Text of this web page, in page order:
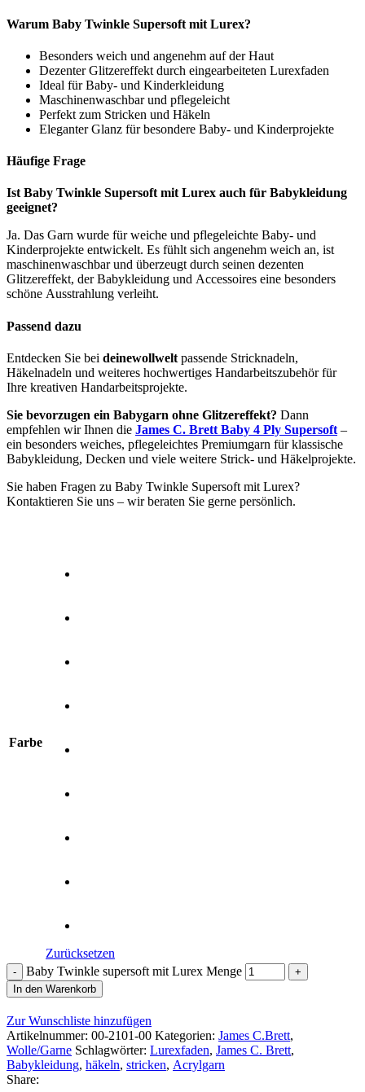
Warum Baby Twinkle Supersoft mit Lurex?
Besonders weich und angenehm auf der Haut
Dezenter Glitzereffekt durch eingearbeiteten Lurexfaden
Ideal für Baby- und Kinderkleidung
Maschinenwaschbar und pflegeleicht
Perfekt zum Stricken und Häkeln
Eleganter Glanz für besondere Baby- und Kinderprojekte
Häufige Frage
Ist Baby Twinkle Supersoft mit Lurex auch für Babykleidung
geeignet?
Ja. Das Garn wurde für weiche und pflegeleichte Baby- und
Kinderprojekte entwickelt. Es fühlt sich angenehm weich an, ist
maschinenwaschbar und überzeugt durch seinen dezenten
Glitzereffekt, der Babykleidung und Accessoires eine besonders
schöne Ausstrahlung verleiht.
Passend dazu
Entdecken Sie bei deinewollwelt passende Stricknadeln,
Häkelnadeln und weiteres hochwertiges Handarbeitszubehör für
Ihre kreativen Handarbeitsprojekte.
Sie bevorzugen ein Babygarn ohne Glitzereffekt? Dann
empfehlen wir Ihnen die James C. Brett Baby 4 Ply Supersoft –
ein besonders weiches, pflegeleichtes Premiumgarn für klassische
Babykleidung, Decken und viele weitere Strick- und Häkelprojekte.
Sie haben Fragen zu Baby Twinkle Supersoft mit Lurex?
Kontaktieren Sie uns – wir beraten Sie gerne persönlich.
Farbe
Zurücksetzen
Baby Twinkle supersoft mit Lurex Menge
In den Warenkorb
Zur Wunschliste hinzufügen
Artikelnummer: 00-2101-00 Kategorien: James C.Brett,
Wolle/Garne Schlagwörter: Lurexfaden, James C. Brett,
Babykleidung, häkeln, stricken, Acrylgarn
Share: